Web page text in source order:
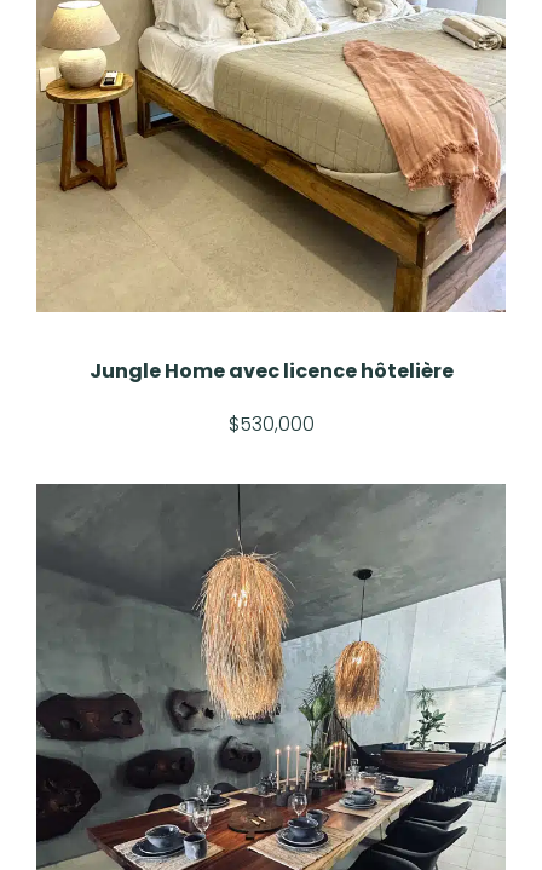
Jungle Home avec licence hôtelière
$530,000